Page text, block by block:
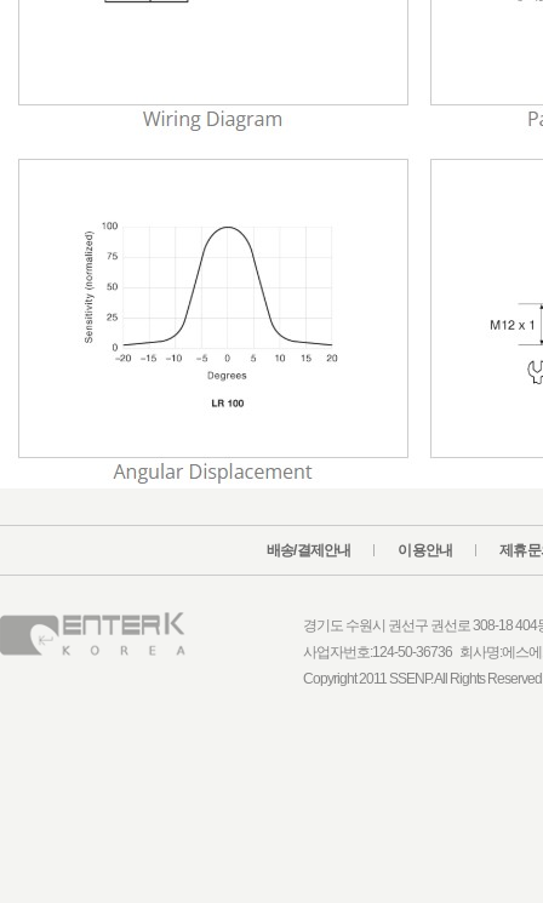
배송/결제안내 이용안내 제휴문
경기도 수원시 권선구 권선로 308-18
사업자번호:124-50-36736 회사명:에스
Copyright 2011 SSENP. All Rights Reserved